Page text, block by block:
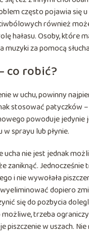
często pojawia
również
hałasu. Osoby, które
muzyki za pomocą
co robić?
w uchu, powinny
stosować patyczków
powoduje jedynie
sprayu lub płynie.
ucha nie jest jednak
zaniknąć.
i nie wywołała
dopiero
się do pozbycia
możliwe, trzeba
piszczenie w uszach.